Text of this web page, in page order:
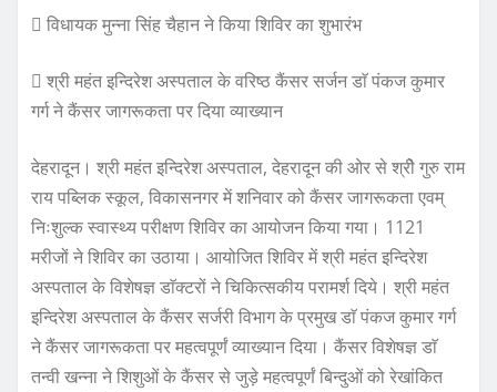
 विधायक मुन्ना सिंह चैहान ने किया शिविर का शुभारंभ
 श्री महंत इन्दिरेश अस्पताल के वरिष्ठ कैंसर सर्जन डाॅ पंकज कुमार
गर्ग ने कैंसर जागरूकता पर दिया व्याख्यान
देहरादून। श्री महंत इन्दिरेश अस्पताल, देहरादून की ओर से श्रीे गुरु राम
राय पब्लिक स्कूल, विकासनगर में शनिवार को कैंसर जागरूकता एवम्
निःशुल्क स्वास्थ्य परीक्षण शिविर का आयोजन किया गया। 1121
मरीजों ने शिविर का उठाया। आयोजित शिविर में श्री महंत इन्दिरेश
अस्पताल के विशेषज्ञ डाॅक्टरों ने चिकित्सकीय परामर्श दिये। श्री महंत
इन्दिरेश अस्पताल के कैंसर सर्जरी विभाग के प्रमुख डाॅ पंकज कुमार गर्ग
ने कैंसर जागरूकता पर महत्वपूर्णं व्याख्यान दिया। कैंसर विशेषज्ञ डाॅ
तन्वी खन्ना ने शिशुओं के कैंसर से जुड़े महत्वपूर्णं बिन्दुओं को रेखांकित